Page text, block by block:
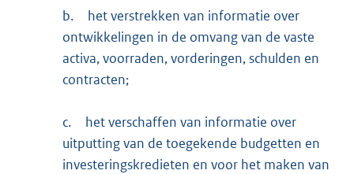
b.
het verstrekken van informatie over
ontwikkelingen in de omvang van de vaste
activa, voorraden, vorderingen, schulden en
contracten;
c.
het verschaffen van informatie over
uitputting van de toegekende budgetten en
investeringskredieten en voor het maken van